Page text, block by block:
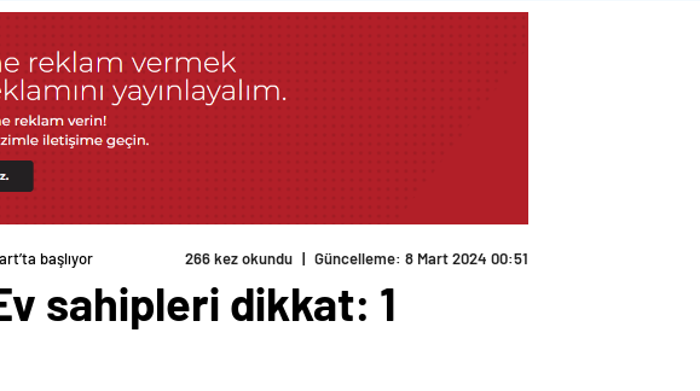
başlıyor 266 kez okundu | Güncelleme: 8 Mart 2024 00:51
sahipleri dikkat: 1